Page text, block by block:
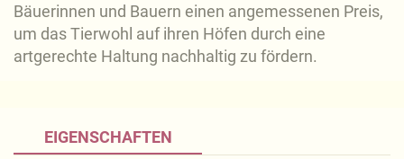
Bäuerinnen und Bauern einen angemessenen Preis,
um das Tierwohl auf ihren Höfen durch eine
artgerechte Haltung nachhaltig zu fördern.
EIGENSCHAFTEN